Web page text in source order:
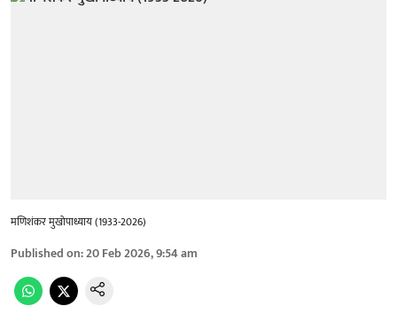
मणिशंकर मुखोपाध्याय (1933-2026)
Published on:20 Feb 2026, 9:54 am